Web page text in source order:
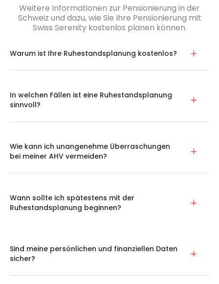
Weitere Informationen zur Pensionierung in der
Schweiz und dazu, wie Sie Ihre Pensionierung mit
Swiss Serenity kostenlos planen können.
Warum ist Ihre Ruhestandsplanung kostenlos?
In welchen Fällen ist eine Ruhestandsplanung
sinnvoll?
Wie kann ich unangenehme Überraschungen
bei meiner AHV vermeiden?
Wann sollte ich spätestens mit der
Ruhestandsplanung beginnen?
Sind meine persönlichen und finanziellen Daten
sicher?